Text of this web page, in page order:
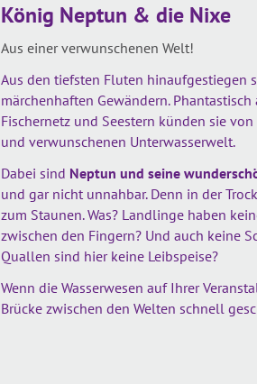
König Neptun & die Nixe
Aus einer verwunschenen Welt!
Aus den tiefsten Fluten hinaufgestiegen
märchenhaften Gewändern.
Fischernetz und Seestern künden sie
und verwunschenen Unterwasserwelt.
Dabei sind Neptun und seine
und gar nicht unnahbar. Denn in der
zum Staunen. Was? Landlinge haben
zwischen den Fingern? Und auch keine
Quallen sind hier keine Leibspeise?
Wenn die Wasserwesen auf Ihrer
Brücke zwischen den Welten schnell